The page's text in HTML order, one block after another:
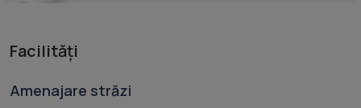
Facilități
Amenajare străzi